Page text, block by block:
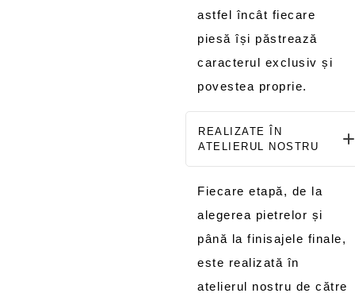
astfel încât fiecare
piesă își păstrează
caracterul exclusiv și
povestea proprie.
REALIZATE ÎN
ATELIERUL NOSTRU
Fiecare etapă, de la
alegerea pietrelor și
până la finisajele finale,
este realizată în
atelierul nostru de către